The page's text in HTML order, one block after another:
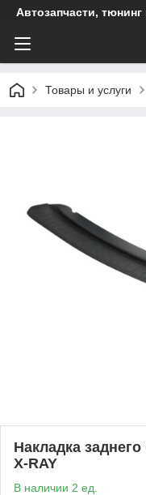
Автозапчасти,
Товары и услуги
Накладка
X-RAY
В наличии 2 ед.